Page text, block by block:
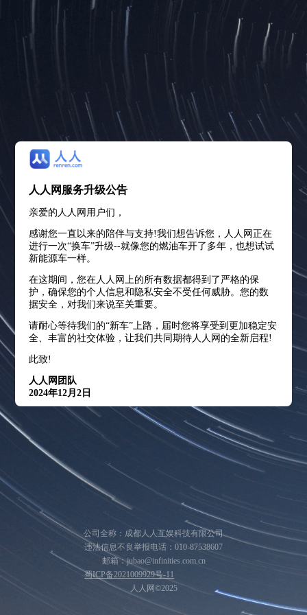
人人网服务升级公告
亲爱的人人网用户们，
感谢您一直以来的陪伴与支持!我们想告诉您，人人网正在
进行一次“换车”升级--就像您的燃油车开了多年，也想试试
新能源车一样。
在这期间，您在人人网上的所有数据都得到了严格的保
护，确保您的个人信息和隐私安全不受任何威胁。您的数
据安全，对我们来说至关重要。
请耐心等待我们的“新车”上路，届时您将享受到更加稳定安
全、丰富的社交体验，让我们共同期待人人网的全新启程!
此致!
人人网团队
2024年12月2日
公司全称：成都人人互娱科技有限公司
违法信息不良举报电话：010-87538607
邮箱：jubao@infinities.com.cn
蜀ICP备2021009929号-11
人人网©2025